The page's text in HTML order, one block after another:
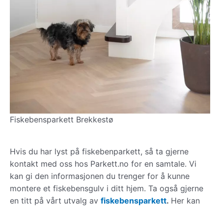
Fiskebensparkett Brekkestø
Hvis du har lyst på fiskebenparkett, så ta gjerne
kontakt med oss hos Parkett.no for en samtale. Vi
kan gi den informasjonen du trenger for å kunne
montere et fiskebensgulv i ditt hjem. Ta også gjerne
en titt på vårt utvalg av fiskebensparkett. Her kan